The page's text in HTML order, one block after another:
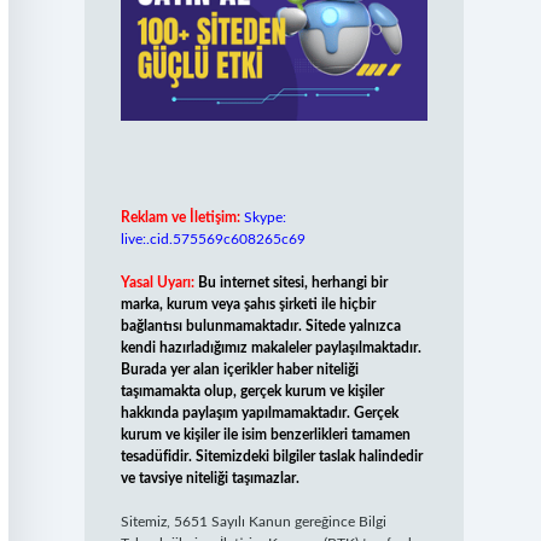
Reklam ve İletişim: Skype:
live:.cid.575569c608265c69
Yasal Uyarı: Bu internet sitesi, herhangi bir
marka, kurum veya şahıs şirketi ile hiçbir
bağlantısı bulunmamaktadır. Sitede yalnızca
kendi hazırladığımız makaleler paylaşılmaktadır.
Burada yer alan içerikler haber niteliği
taşımamakta olup, gerçek kurum ve kişiler
hakkında paylaşım yapılmamaktadır. Gerçek
kurum ve kişiler ile isim benzerlikleri tamamen
tesadüfidir. Sitemizdeki bilgiler taslak halindedir
ve tavsiye niteliği taşımazlar.
Sitemiz, 5651 Sayılı Kanun gereğince Bilgi